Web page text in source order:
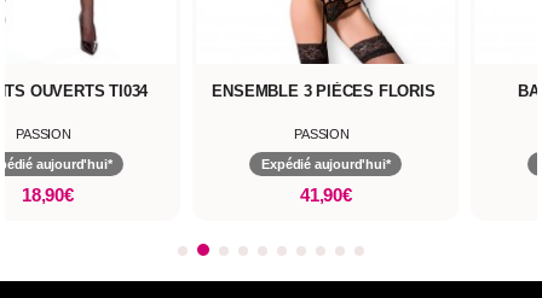
OUVERTS TI034
PASSION
aujourd'hui*
18,90€
ENSEMBLE 3 PIÈCES FLORIS
PASSION
Expédié aujourd'hui*
41,90€